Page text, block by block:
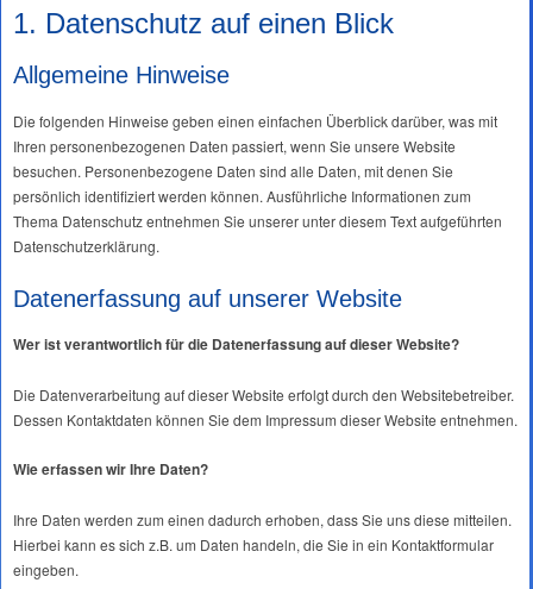
1. Datenschutz auf einen Blick
Allgemeine Hinweise
Die folgenden Hinweise geben einen einfachen Überblick darüber, was mit
Ihren personenbezogenen Daten passiert, wenn Sie unsere Website
besuchen. Personenbezogene Daten sind alle Daten, mit denen Sie
persönlich identifiziert werden können. Ausführliche Informationen zum
Thema Datenschutz entnehmen Sie unserer unter diesem Text aufgeführten
Datenschutzerklärung.
Datenerfassung auf unserer Website
Wer ist verantwortlich für die Datenerfassung auf dieser Website?
Die Datenverarbeitung auf dieser Website erfolgt durch den Websitebetreiber.
Dessen Kontaktdaten können Sie dem Impressum dieser Website entnehmen.
Wie erfassen wir Ihre Daten?
Ihre Daten werden zum einen dadurch erhoben, dass Sie uns diese mitteilen.
Hierbei kann es sich z.B. um Daten handeln, die Sie in ein Kontaktformular
eingeben.